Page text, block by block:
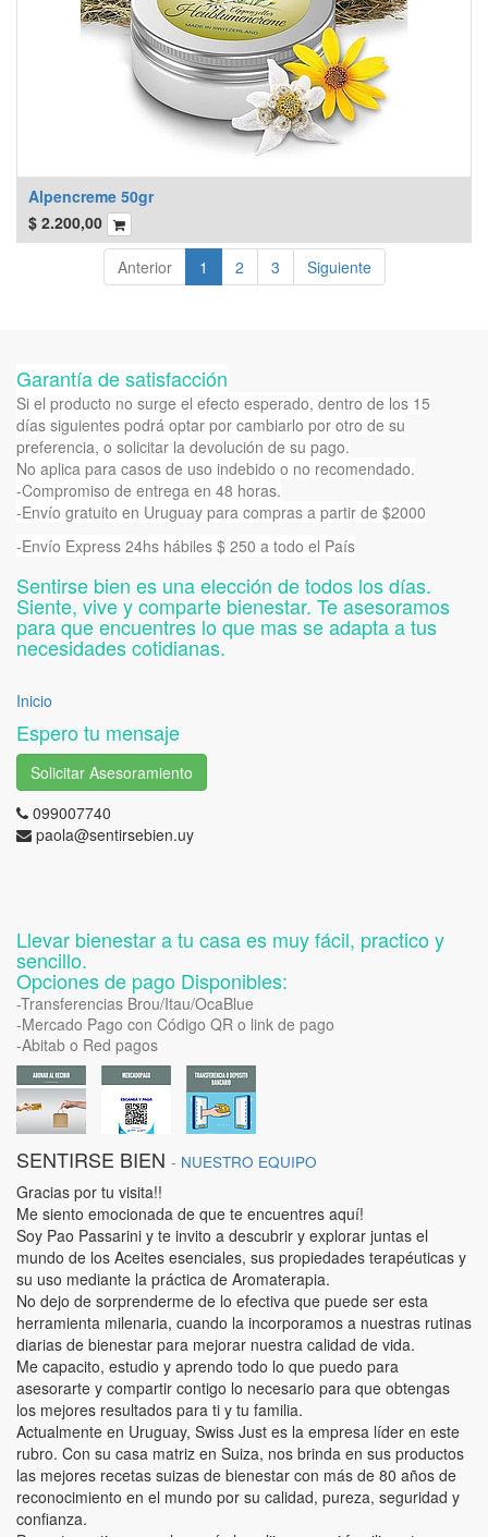
Alpencreme 50gr
$ 2.200,00
Anterior 1 2 3 Siguiente
Garantía de satisfacción
Si el producto no surge el efecto esperado, dentro de los 15
días siguientes podrá optar por cambiarlo por otro de su
preferencia, o solicitar la devolución de su pago.
No aplica para casos de uso indebido o no recomendado.
-Compromiso de entrega en 48 horas.
-Envío gratuito en Uruguay para compras a partir de $2000
-Envío Express 24hs hábiles $ 250 a todo el País
Sentirse bien es una elección de todos los días.
Siente, vive y comparte bienestar. Te asesoramos
para que encuentres lo que mas se adapta a tus
necesidades cotidianas.
Inicio
Espero tu mensaje
Solicitar Asesoramiento
099007740
paola@sentirsebien.uy
Llevar bienestar a tu casa es muy fácil, practico y
sencillo.
Opciones de pago Disponibles:
-Transferencias Brou/Itau/OcaBlue
-Mercado Pago con Código QR o link de pago
-Abitab o Red pagos
SENTIRSE BIEN - NUESTRO EQUIPO
Gracias por tu visita!!
Me siento emocionada de que te encuentres aquí!
Soy Pao Passarini y te invito a descubrir y explorar juntas el
mundo de los Aceites esenciales, sus propiedades terapéuticas y
su uso mediante la práctica de Aromaterapia.
No dejo de sorprenderme de lo efectiva que puede ser esta
herramienta milenaria, cuando la incorporamos a nuestras rutinas
diarias de bienestar para mejorar nuestra calidad de vida.
Me capacito, estudio y aprendo todo lo que puedo para
asesorarte y compartir contigo lo necesario para que obtengas
los mejores resultados para ti y tu familia.
Actualmente en Uruguay, Swiss Just es la empresa líder en este
rubro. Con su casa matriz en Suiza, nos brinda en sus productos
las mejores recetas suizas de bienestar con más de 80 años de
reconocimiento en el mundo por su calidad, pureza, seguridad y
confianza.